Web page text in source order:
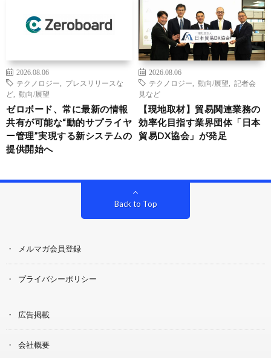
2026.08.06
テクノロジー
プレスリリースな
ど
動向/展望
ゼロボード、常に最新の情報
共有が可能な“動的サプライヤ
ー管理”実現する新システムの
提供開始へ
2026.08.06
テクノロジー
動向/展望
記者会
見など
【現地取材】貿易関連業務の
効率化目指す業界団体「日本
貿易DX協会」が発足
Back to Top
メルマガ会員登録
プライバシーポリシー
広告掲載
会社概要